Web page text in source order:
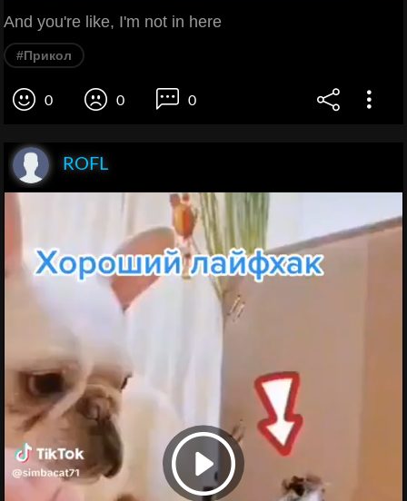
And you're like, I'm not in here
#Прикол
0 0 0
ROFL